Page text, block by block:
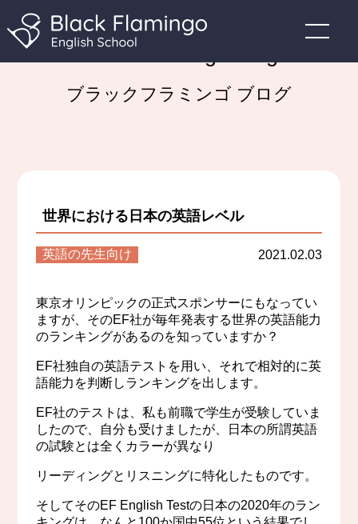
Black Flamingo Blog
ブラックフラミンゴ ブログ
世界における日本の英語レベル
英語の先生向け 2021.02.03
東京オリンピックの正式スポンサーにもなってい
ますが、そのEF社が毎年発表する世界の英語能力
のランキングがあるのを知っていますか？
EF社独自の英語テストを用い、それで相対的に英
語能力を判断しランキングを出します。
EF社のテストは、私も前職で学生が受験していま
したので、自分も受けましたが、日本の所謂英語
の試験とは全くカラーが異なり
リーディングとリスニングに特化したものです。
そしてそのEF English Testの日本の2020年のラン